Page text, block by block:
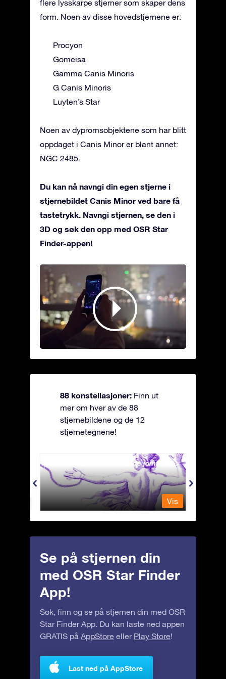
flere lysskarpe stjerner som skaper dens
form. Noen av disse hovedstjernene er:
Procyon
Gomeisa
Gamma Canis Minoris
G Canis Minoris
Luyten’s Star
Noen av dypromsobjektene som har blitt
oppdaget i Canis Minor er blant annet:
NGC 2485.
Du kan nå navngi din egen stjerne i
stjernebildet Canis Minor ved bare få
tastetrykk. Navngi stjernen, se den i
3D og søk den opp med OSR Star
Finder-appen!
88 konstellasjoner: Finn ut
mer om hver av de 88
stjernebildene og de 12
stjernetegnene!
Andromeda - Den lenkede jomfrua
Vis
Se på stjernen din
med OSR Star Finder
App!
Søk, finn og se på stjernen din med OSR
Star Finder App. Du kan laste ned appen
GRATIS på AppStore eller Play Store!
Last ned på AppStore